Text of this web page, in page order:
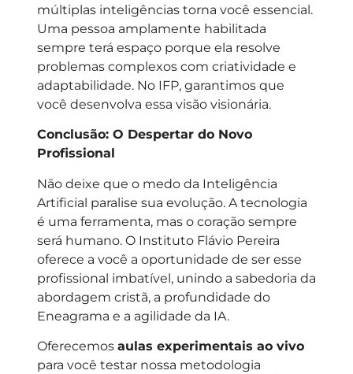
múltiplas inteligências torna você essencial.
Uma pessoa amplamente habilitada
sempre terá espaço porque ela resolve
problemas complexos com criatividade e
adaptabilidade. No IFP, garantimos que
você desenvolva essa visão visionária.
Conclusão: O Despertar do Novo
Profissional
Não deixe que o medo da Inteligência
Artificial paralise sua evolução. A tecnologia
é uma ferramenta, mas o coração sempre
será humano. O Instituto Flávio Pereira
oferece a você a oportunidade de ser esse
profissional imbatível, unindo a sabedoria da
abordagem cristã, a profundidade do
Eneagrama e a agilidade da IA.
Oferecemos aulas experimentais ao vivo
para você testar nossa metodologia